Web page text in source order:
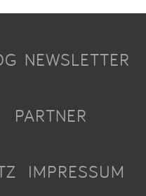
NEWSLETTER
PARTNER
IMPRESSUM